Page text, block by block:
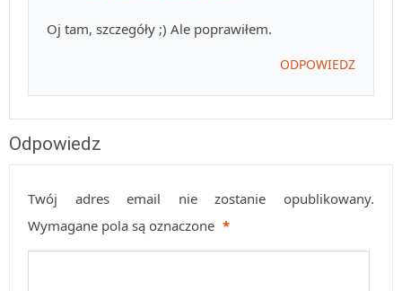
Oj tam, szczegóły ;) Ale poprawiłem.
ODPOWIEDZ
Odpowiedz
Twój adres email nie zostanie opublikowany.
Wymagane pola są oznaczone *